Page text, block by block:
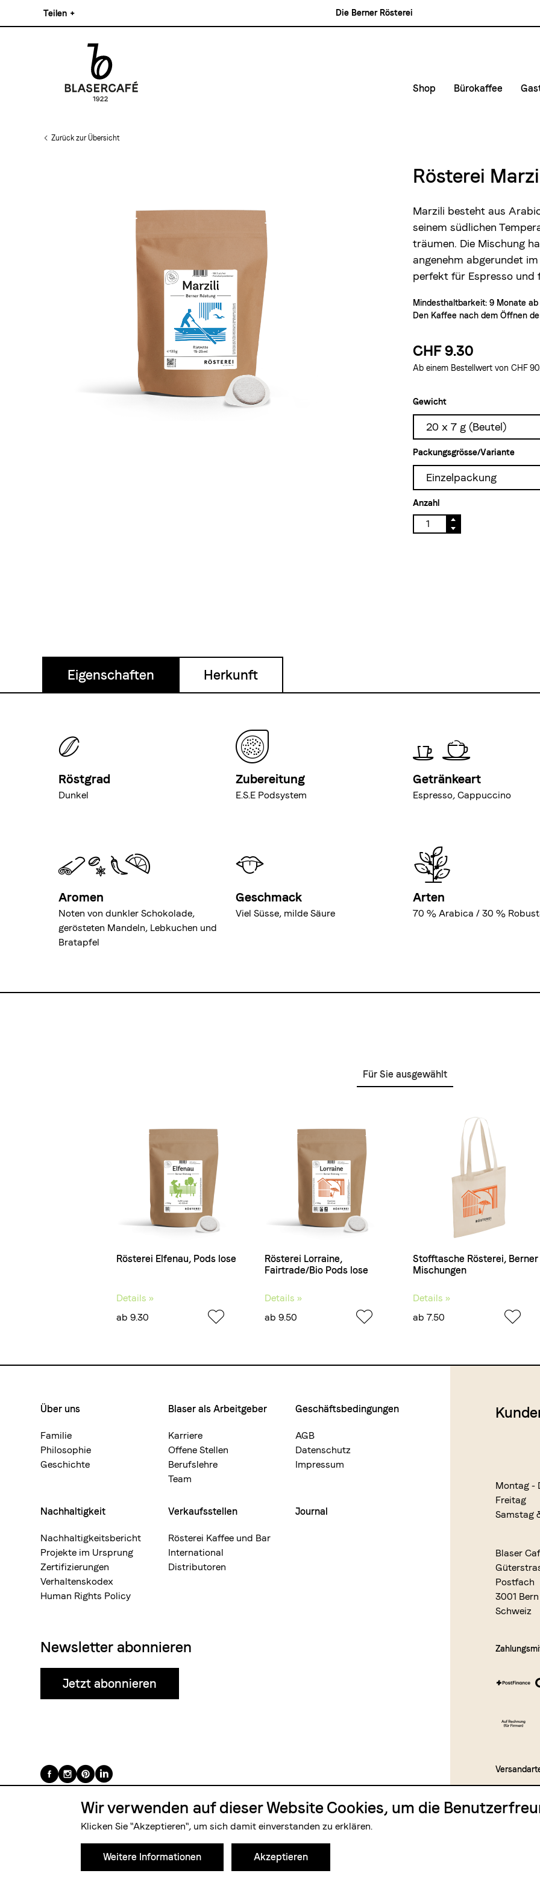
Teilen +
Pinterest
Instagram
Linkedin
Die Berner Rösterei
Shop Bürokaffee
Zurück zur Übersicht
Rösterei
Marzili besteht aus
seinem südlichen
träumen. Die Mischung
angenehm abgerundet
perfekt für Espresso und
Mindesthaltbarkeit: 9 Monate ab
Den Kaffee nach dem Öffnen
CHF 9.30
Ab einem Bestellwert von CHF
Gewicht
20 x 7 g (Beutel)
Packungsgrösse/Variante
Einzelpackung
Anzahl
Eigenschaften Herkunft
Röstgrad
Dunkel
Zubereitung
E.S.E Podsystem
Getränkeart
Espresso, Cappuccino
Aromen
Noten von dunkler Schokolade,
gerösteten Mandeln, Lebkuchen und
Bratapfel
Geschmack
Viel Süsse, milde Säure
Arten
70 % Arabica / 30 %
Für Sie ausgewählt
Rösterei Elfenau, Pods lose
Details »
ab 9.30
Rösterei Lorraine,
Fairtrade/Bio Pods lose
Details »
ab 9.50
Stofftasche Rösterei, Berner
Mischungen
Details »
ab 7.50
Footermenue-
neu
Über uns
Familie
Philosophie
Geschichte
Blaser als Arbeitgeber
Karriere
Offene Stellen
Berufslehre
Team
Geschäftsbedingungen
AGB
Datenschutz
Impressum
Nachhaltigkeit
Nachhaltigkeitsbericht
Projekte im Ursprung
Zertifizierungen
Verhaltenskodex
Human Rights Policy
Verkaufsstellen
Rösterei Kaffee und Bar
International
Distributoren
Journal
Montag -
Freitag
Samstag
Blaser
Postfach
3001 Bern
Schweiz
Newsletter abonnieren
Jetzt abonnieren
Folge
uns
© 2026 Blasercafé AG
Wir verwenden auf dieser Website Cookies, um die
Klicken Sie "Akzeptieren", um sich damit einverstanden zu erklären.
Weitere Informationen Akzeptieren